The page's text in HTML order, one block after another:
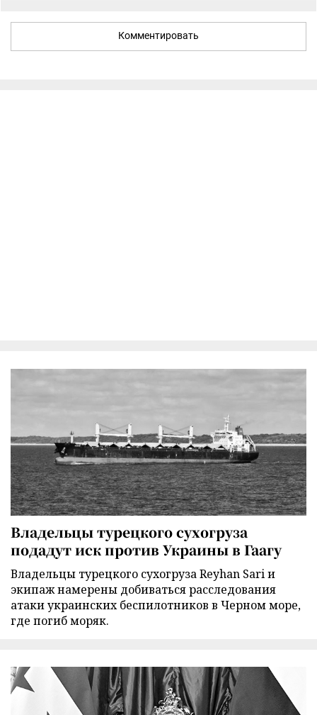
Комментировать
Владельцы турецкого сухогруза
подадут иск против Украины в Гаагу
Владельцы турецкого сухогруза Reyhan Sari и
экипаж намерены добиваться расследования
атаки украинских беспилотников в Черном море,
где погиб моряк.